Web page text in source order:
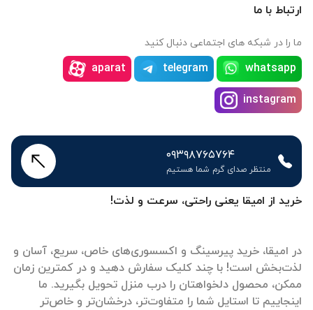
خرید از امیقا یعنی راحتی، سرعت و لذت!
در امیقا، خرید پیرسینگ و اکسسوری‌های خاص، سریع، آسان و
لذت‌بخش است! با چند کلیک سفارش دهید و در کمترین زمان
ممکن، محصول دلخواهتان را درب منزل تحویل بگیرید. ما
اینجاییم تا استایل شما را متفاوت‌تر، درخشان‌تر و خاص‌تر
ارتباط با ما
ما را در شبکه های اجتماعی دنبال کنید
whatsapp
telegram
aparat
instagram
۰۹۳۹۸۷۶۵۷۶۴
منتظر صدای گرم شما هستیم